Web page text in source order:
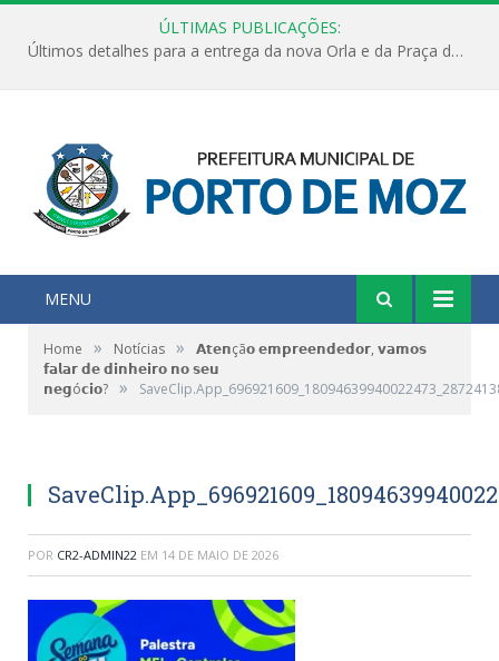
ÚLTIMAS PUBLICAÇÕES:
Últimos detalhes para a entrega da nova Orla e da Praça do Praião
MENU
Home » Notícias »
𝗔𝘁𝗲𝗻çã𝗼 𝗲𝗺𝗽𝗿𝗲𝗲𝗻𝗱𝗲𝗱𝗼𝗿, 𝘃𝗮𝗺𝗼𝘀
𝗳𝗮𝗹𝗮𝗿 𝗱𝗲 𝗱𝗶𝗻𝗵𝗲𝗶𝗿𝗼 𝗻𝗼 𝘀𝗲𝘂
𝗻𝗲𝗴ó𝗰𝗶𝗼? »
POR CR2-ADMIN22 EM 14 DE MAIO DE 2026